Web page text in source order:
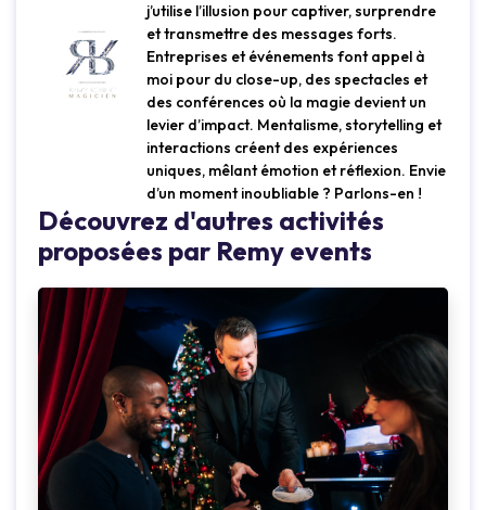
j’utilise l’illusion pour captiver, surprendre
et transmettre des messages forts.
Entreprises et événements font appel à
moi pour du close-up, des spectacles et
des conférences où la magie devient un
levier d’impact. Mentalisme, storytelling et
interactions créent des expériences
uniques, mêlant émotion et réflexion. Envie
d’un moment inoubliable ? Parlons-en !
Découvrez d'autres activités
proposées par Remy events
Loading...